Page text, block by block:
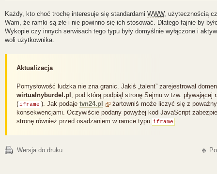
Każdy, kto choć trochę interesuje się standardami WWW, użytecznością
Wam, że ramki są złe i nie powinno się ich stosować. Dlatego fajnie by
Wykopie czy innych serwisach tego typu były domyślnie wyłączone i
woli użytkownika.
Pomysłowość ludzka nie zna granic. Jakiś „talent” zarejestrował
wirtualnyburdel.pl , pod którą podpiął stronę Sejmu w tzw. pływającej
(iframe ). Jak podaje tvn24.pl
żartowniś może liczyć się z
konsekwencjami. Oczywiście podany powyżej kod JavaScript
stronę również przed osadzaniem w ramce typu iframe .
Wersja do druku